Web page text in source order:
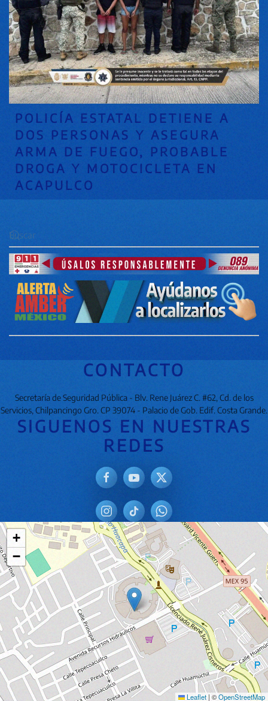
POLICÍA ESTATAL DETIENE A
DOS PERSONAS Y ASEGURA
ARMA DE FUEGO, PROBABLE
DROGA Y MOTOCICLETA EN
ACAPULCO
CONTACTO
Secretaría de Seguridad Pública - Blv. Rene Juárez C. #62, Cd. de los
Servicios, Chilpancingo Gro. CP 39074 - Palacio de Gob. Edif. Costa Grande.
SIGUENOS EN NUESTRAS
REDES
+
−
Leaflet | ©OpenStreetMap